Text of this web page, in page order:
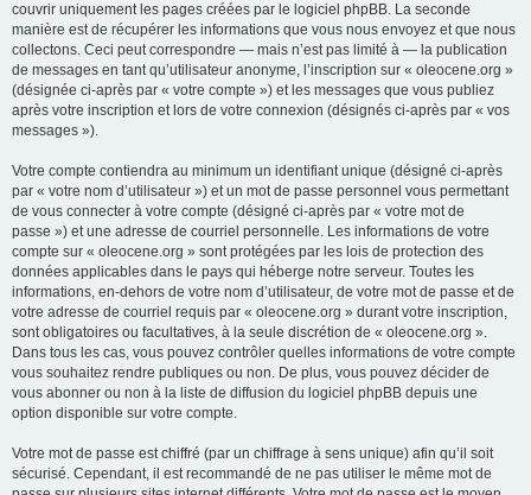
couvrir uniquement les pages créées par le logiciel phpBB. La seconde
manière est de récupérer les informations que vous nous envoyez et que nous
collectons. Ceci peut correspondre — mais n’est pas limité à — la publication
de messages en tant qu’utilisateur anonyme, l’inscription sur « oleocene.org »
(désignée ci-après par « votre compte ») et les messages que vous publiez
après votre inscription et lors de votre connexion (désignés ci-après par « vos
messages »).
Votre compte contiendra au minimum un identifiant unique (désigné ci-après
par « votre nom d’utilisateur ») et un mot de passe personnel vous permettant
de vous connecter à votre compte (désigné ci-après par « votre mot de
passe ») et une adresse de courriel personnelle. Les informations de votre
compte sur « oleocene.org » sont protégées par les lois de protection des
données applicables dans le pays qui héberge notre serveur. Toutes les
informations, en-dehors de votre nom d’utilisateur, de votre mot de passe et de
votre adresse de courriel requis par « oleocene.org » durant votre inscription,
sont obligatoires ou facultatives, à la seule discrétion de « oleocene.org ».
Dans tous les cas, vous pouvez contrôler quelles informations de votre compte
vous souhaitez rendre publiques ou non. De plus, vous pouvez décider de
vous abonner ou non à la liste de diffusion du logiciel phpBB depuis une
option disponible sur votre compte.
Votre mot de passe est chiffré (par un chiffrage à sens unique) afin qu’il soit
sécurisé. Cependant, il est recommandé de ne pas utiliser le même mot de